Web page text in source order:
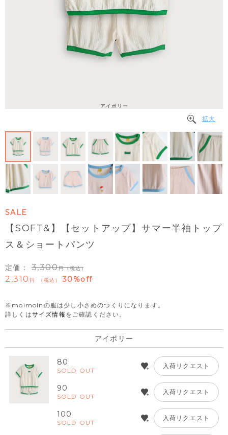
アイボリー
拡大
SALE
【SOFT&】【セットアップ】サマー半袖トップ
ス＆ショートパンツ
定価： 3,300 （税込）
2,310 税込 30%off
※moimolnの服は少し小さめのつくりになります。
詳しくはサイズ情報 をご確認ください。
アイボリー
80
SOLD OUT
入荷リクエスト
90
SOLD OUT
入荷リクエスト
100
SOLD OUT
入荷リクエスト